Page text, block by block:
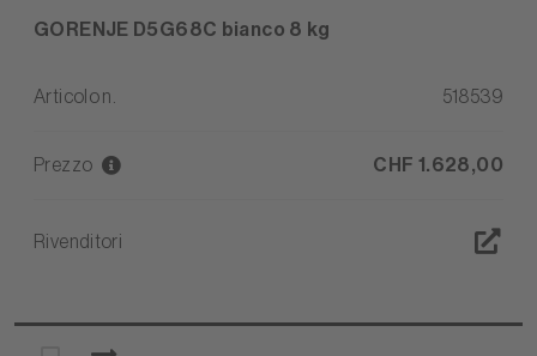
GORENJE D5G68C bianco 8 kg
Articolo n. 518539
Prezzo CHF 1.628,00
Rivenditori